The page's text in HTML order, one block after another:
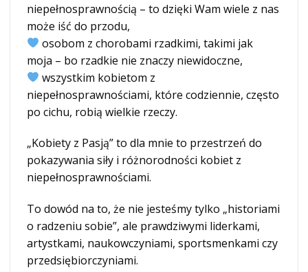
niepełnosprawnością – to dzięki Wam wiele z nas
może iść do przodu,
osobom z chorobami rzadkimi, takimi jak
moja – bo rzadkie nie znaczy niewidoczne,
wszystkim kobietom z
niepełnosprawnościami, które codziennie, często
po cichu, robią wielkie rzeczy.
„Kobiety z Pasją” to dla mnie to przestrzeń do
pokazywania siły i różnorodności kobiet z
niepełnosprawnościami.
To dowód na to, że nie jesteśmy tylko „historiami
o radzeniu sobie”, ale prawdziwymi liderkami,
artystkami, naukowczyniami, sportsmenkami czy
przedsiębiorczyniami.